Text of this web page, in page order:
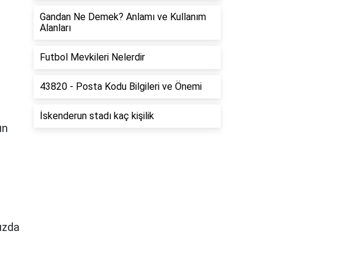
Gandan Ne Demek? Anlamı ve Kullanım
Alanları
Futbol Mevkileri Nelerdir
43820 - Posta Kodu Bilgileri ve Önemi
İskenderun stadı kaç kişilik